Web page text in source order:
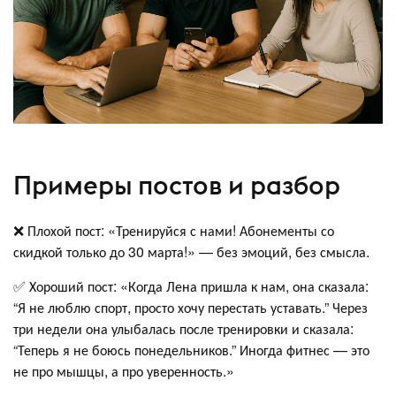
Примеры постов и разбор
❌ Плохой пост: «Тренируйся с нами! Абонементы со
скидкой только до 30 марта!» — без эмоций, без смысла.
✅ Хороший пост: «Когда Лена пришла к нам, она сказала:
“Я не люблю спорт, просто хочу перестать уставать.” Через
три недели она улыбалась после тренировки и сказала:
“Теперь я не боюсь понедельников.” Иногда фитнес — это
не про мышцы, а про уверенность.»